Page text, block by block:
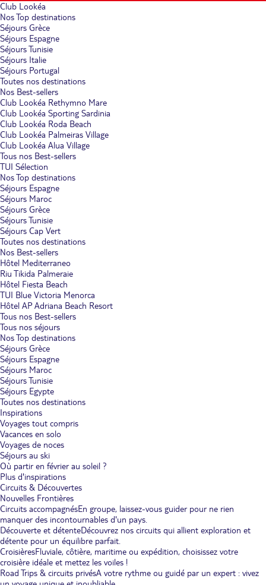
Club Lookéa
Nos Top destinations
Séjours Grèce
Séjours Espagne
Séjours Tunisie
Séjours Italie
Séjours Portugal
Toutes nos destinations
Nos Best-sellers
Club Lookéa Rethymno Mare
Club Lookéa Sporting Sardinia
Club Lookéa Roda Beach
Club Lookéa Palmeiras Village
Club Lookéa Alua Village
Tous nos Best-sellers
TUI Sélection
Nos Top destinations
Séjours Espagne
Séjours Maroc
Séjours Grèce
Séjours Tunisie
Séjours Cap Vert
Toutes nos destinations
Nos Best-sellers
Hôtel Mediterraneo
Riu Tikida Palmeraie
Hôtel Fiesta Beach
TUI Blue Victoria Menorca
Hôtel AP Adriana Beach Resort
Tous nos Best-sellers
Tous nos séjours
Nos Top destinations
Séjours Grèce
Séjours Espagne
Séjours Maroc
Séjours Tunisie
Séjours Egypte
Toutes nos destinations
Inspirations
Voyages tout compris
Vacances en solo
Voyages de noces
Séjours au ski
Où partir en février au soleil ?
Plus d'inspirations
Circuits & Découvertes
Nouvelles Frontières
Circuits accompagnésEn groupe, laissez-vous guider pour ne rien
manquer des incontournables d'un pays.
Découverte et détenteDécouvrez nos circuits qui allient exploration et
détente pour un équilibre parfait.
CroisièresFluviale, côtière, maritime ou expédition, choisissez votre
croisière idéale et mettez les voiles !
Road Trips & circuits privésA votre rythme ou guidé par un expert : vivez